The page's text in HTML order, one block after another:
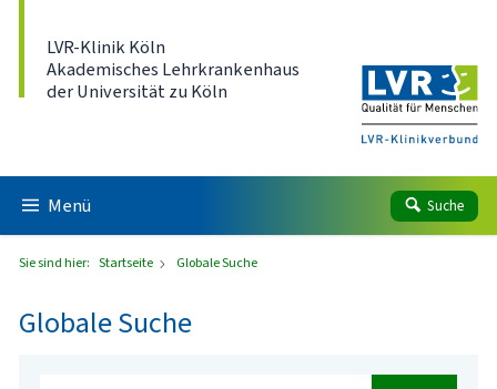
LVR-Klinik Köln
Akademisches Lehrkrankenhaus
der Universität zu Köln
Menü Suche
Sie sind hier: Startseite Globale Suche
Globale Suche